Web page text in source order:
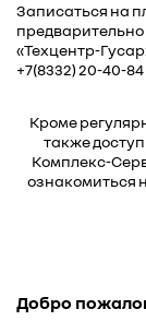
Записаться на
предварительно
«Техцентр-
+7(8332) 20-40-84
Кроме
также
Комплекс-
ознакомиться
Добро